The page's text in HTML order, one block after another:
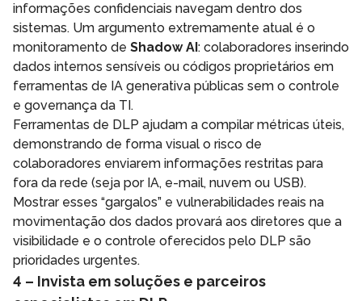
informações confidenciais navegam dentro dos
sistemas. Um argumento extremamente atual é o
monitoramento de Shadow AI: colaboradores inserindo
dados internos sensíveis ou códigos proprietários em
ferramentas de IA generativa públicas sem o controle
e governança da TI.
Ferramentas de DLP ajudam a compilar métricas úteis,
demonstrando de forma visual o risco de
colaboradores enviarem informações restritas para
fora da rede (seja por IA, e-mail, nuvem ou USB).
Mostrar esses “gargalos” e vulnerabilidades reais na
movimentação dos dados provará aos diretores que a
visibilidade e o controle oferecidos pelo DLP são
prioridades urgentes.
4 – Invista em soluções e parceiros